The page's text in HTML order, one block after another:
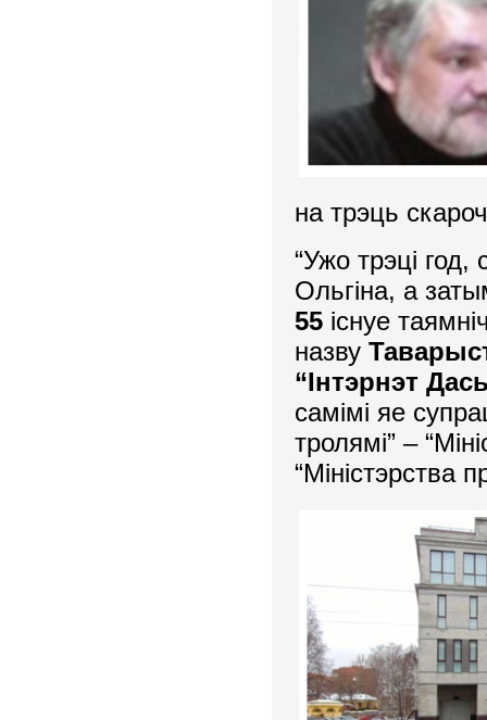
на трэць
“Ужо трэці
Ольгіна, а
55 існуе
назву
“Інтэрнэт
самімі яе
тролямі” –
“Міністэрства